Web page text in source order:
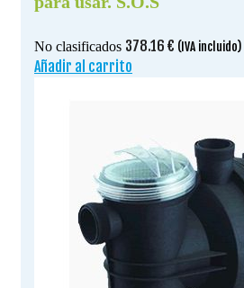
No clasificados 378.16 € (IVA incluido)
Añadir al carrito